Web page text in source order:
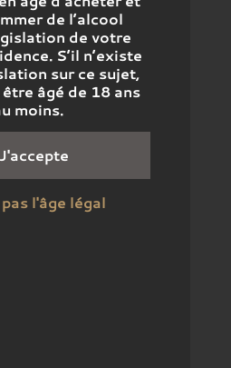
de l’alcool
de votre
S’il n’existe
sur ce sujet,
âgé de 18 ans
moins.
l'âge légal